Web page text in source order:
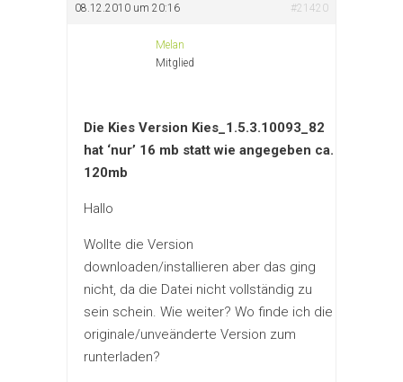
08.12.2010 um 20:16 #21420
Melan
Mitglied
Die Kies Version Kies_1.5.3.10093_82
hat ‘nur’ 16 mb statt wie angegeben ca.
120mb
Hallo
Wollte die Version
downloaden/installieren aber das ging
nicht, da die Datei nicht vollständig zu
sein schein. Wie weiter? Wo finde ich die
originale/unveänderte Version zum
runterladen?